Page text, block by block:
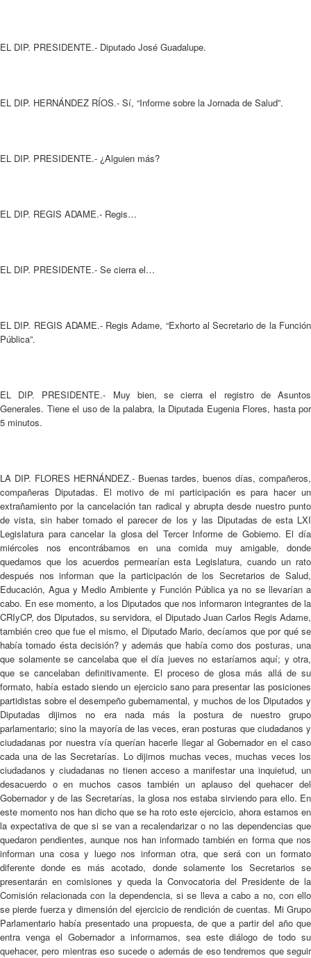
EL DIP. PRESIDENTE.- Diputado José Guadalupe.
EL DIP. HERNÁNDEZ RÍOS.- Sí, “Informe sobre la Jornada de Salud”.
EL DIP. PRESIDENTE.- ¿Alguien más?
EL DIP. REGIS ADAME.- Regis…
EL DIP. PRESIDENTE.- Se cierra el…
EL DIP. REGIS ADAME.- Regis Adame, “Exhorto al Secretario de la Función
Pública”.
EL DIP. PRESIDENTE.- Muy bien, se cierra el registro de Asuntos
Generales. Tiene el uso de la palabra, la Diputada Eugenia Flores, hasta por
5 minutos.
LA DIP. FLORES HERNÁNDEZ.- Buenas tardes, buenos días, compañeros,
compañeras Diputadas. El motivo de mi participación es para hacer un
extrañamiento por la cancelación tan radical y abrupta desde nuestro punto
de vista, sin haber tomado el parecer de los y las Diputadas de esta LXI
Legislatura para cancelar la glosa del Tercer Informe de Gobierno. El día
miércoles nos encontrábamos en una comida muy amigable, donde
quedamos que los acuerdos permearían esta Legislatura, cuando un rato
después nos informan que la participación de los Secretarios de Salud,
Educación, Agua y Medio Ambiente y Función Pública ya no se llevarían a
cabo. En ese momento, a los Diputados que nos informaron integrantes de la
CRIyCP, dos Diputados, su servidora, el Diputado Juan Carlos Regis Adame,
también creo que fue el mismo, el Diputado Mario, decíamos que por qué se
había tomado ésta decisión? y además que había como dos posturas, una
que solamente se cancelaba que el día jueves no estaríamos aquí; y otra,
que se cancelaban definitivamente. El proceso de glosa más allá de su
formato, había estado siendo un ejercicio sano para presentar las posiciones
partidistas sobre el desempeño gubernamental, y muchos de los Diputados y
Diputadas dijimos no era nada más la postura de nuestro grupo
parlamentario; sino la mayoría de las veces, eran posturas que ciudadanos y
ciudadanas por nuestra vía querían hacerle llegar al Gobernador en el caso
cada una de las Secretarías. Lo dijimos muchas veces, muchas veces los
ciudadanos y ciudadanas no tienen acceso a manifestar una inquietud, un
desacuerdo o en muchos casos también un aplauso del quehacer del
Gobernador y de las Secretarías, la glosa nos estaba sirviendo para ello. En
este momento nos han dicho que se ha roto este ejercicio, ahora estamos en
la expectativa de que si se van a recalendarizar o no las dependencias que
quedaron pendientes, aunque nos han informado también en forma que nos
informan una cosa y luego nos informan otra, que será con un formato
diferente donde es más acotado, donde solamente los Secretarios se
presentarán en comisiones y queda la Convocatoria del Presidente de la
Comisión relacionada con la dependencia, si se lleva a cabo a no, con ello
se pierde fuerza y dimensión del ejercicio de rendición de cuentas. Mi Grupo
Parlamentario había presentado una propuesta, de que a partir del año que
entra venga el Gobernador a informarnos, sea este diálogo de todo su
quehacer, pero mientras eso sucede o además de eso tendremos que seguir